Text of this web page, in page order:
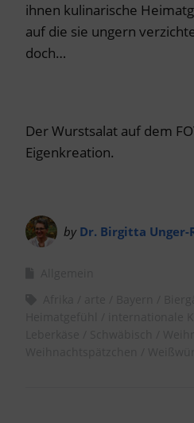
ihnen kulinarische
auf die sie ungern
doch…
Der Wurstsalat auf dem
Eigenkreation.
by Dr. Birgitta Unger-